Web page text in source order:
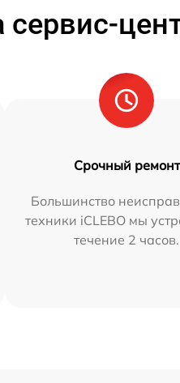
Срочный ремонт
Большинство
техники iCLEBO мы
течение 2 часов.